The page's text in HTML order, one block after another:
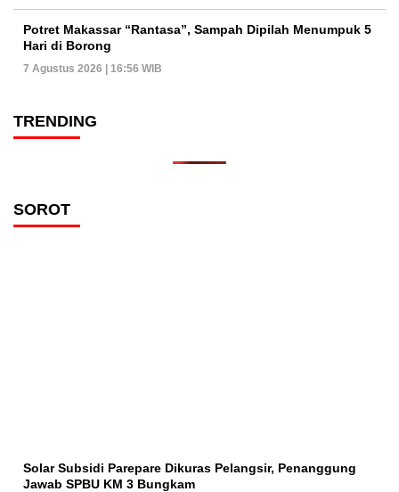
Potret Makassar “Rantasa”, Sampah Dipilah Menumpuk 5
Hari di Borong
7 Agustus 2026 | 16:56 WIB
TRENDING
SOROT
Solar Subsidi Parepare Dikuras Pelangsir, Penanggung
Jawab SPBU KM 3 Bungkam